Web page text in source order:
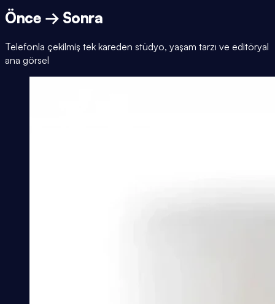
Önce → Sonra
Telefonla çekilmiş tek kareden stüdyo, yaşam tarzı ve editöryal
ana görsel